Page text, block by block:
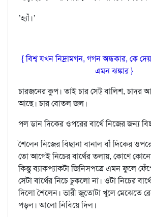
’হ‍্যাঁ।’
{ বিশ্ব যখন নিদ্রামগন, গগন অন্ধকার, কে
এমন ঝঙ্কার }
চারজনের কুপ। তাই চার সেট্ বালিশ, চাদর
আছে। চার বোতল জল।
পল ডান দিকের ওপরের বার্থে নিজের জন‍্য
শৈলেন নিজের বিছানা বানাল বাঁ দিকের
তো আগেই নিচের বার্থের তলায়, কোণে
কিন্তু ব‍্যাকপ‍্যাকটা জিনিসপত্রে এমন ফুলে
সেটা বার্থের নিচে ঢুকলো না। ওটা নিচের
দিলো শৈলেন। ভারী জুতোটা খুলে মেঝেতে
পড়ল। আলো নিবিয়ে দিল।